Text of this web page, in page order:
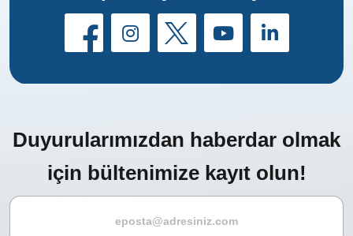
Duyurularımızdan haberdar olmak
için bültenimize kayıt olun!